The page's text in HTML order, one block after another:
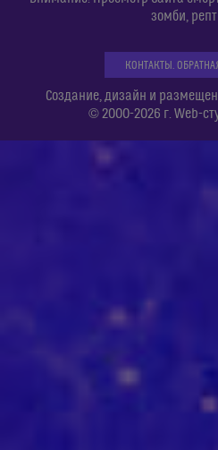
зомби,
КОНТАКТЫ.
Создание, дизайн и
© 2000-2026 г. Web-